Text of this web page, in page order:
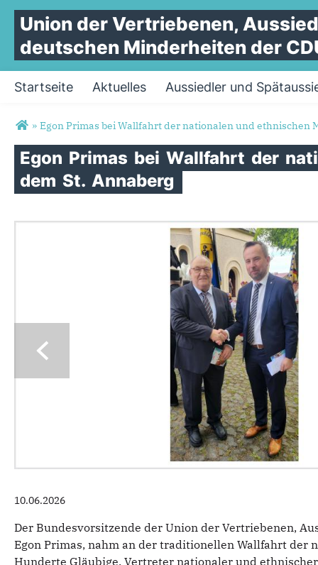
Union derVertriebenen,
deutschen Minderheiten der
Startseite Aktuelles Aussiedler und
Sie sind hier
» Egon Primas bei Wallfahrt der nationalen und ethnischen
Egon Primas bei Wallfahrt der
dem St. Annaberg
10.06.2026
Der Bundesvorsitzende der Union der Vertriebenen,
Egon Primas, nahm an der traditionellen Wallfahrt der
Hunderte Gläubige, Vertreter nationaler und